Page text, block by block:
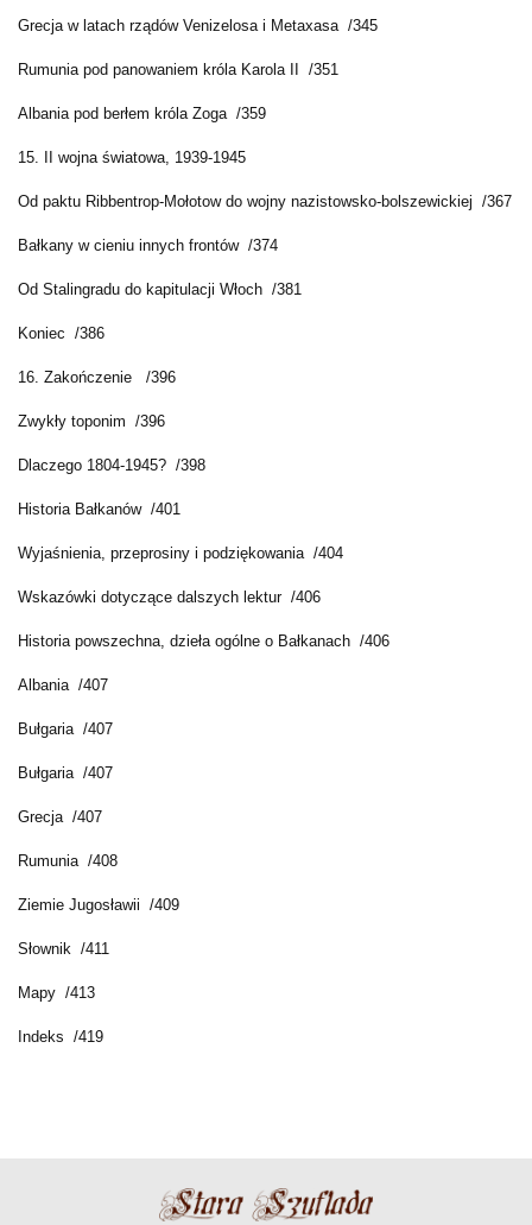
Grecja w latach rządów Venizelosa i Metaxasa /345
Rumunia pod panowaniem króla Karola II /351
Albania pod berłem króla Zoga /359
15. II wojna światowa, 1939-1945
Od paktu Ribbentrop-Mołotow do wojny nazistowsko-bolszewickiej /367
Bałkany w cieniu innych frontów /374
Od Stalingradu do kapitulacji Włoch /381
Koniec /386
16. Zakończenie /396
Zwykły toponim /396
Dlaczego 1804-1945? /398
Historia Bałkanów /401
Wyjaśnienia, przeprosiny i podziękowania /404
Wskazówki dotyczące dalszych lektur /406
Historia powszechna, dzieła ogólne o Bałkanach /406
Albania /407
Bułgaria /407
Bułgaria /407
Grecja /407
Rumunia /408
Ziemie Jugosławii /409
Słownik /411
Mapy /413
Indeks /419